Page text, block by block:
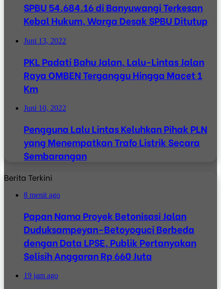
SPBU 54.684.16 di Banyuwangi Terkesan
Kebal Hukum, Warga Desak SPBU Ditutup
Juni 13, 2022
PKL Padati Bahu Jalan, Lalu-Lintas Jalan
Raya OMBEN Terganggu Hingga Macet 1
Km
Juni 10, 2022
Pengguna Lalu Lintas Keluhkan Pihak PLN
yang Menempatkan Trafo Listrik Secara
Sembarangan
Berita Terkini
8 menit ago
Papan Nama Proyek Betonisasi Jalan
Duduksampeyan–Betoyoguci Berbeda
dengan Data LPSE, Publik Pertanyakan
Selisih Anggaran Rp 660 Juta
19 jam ago